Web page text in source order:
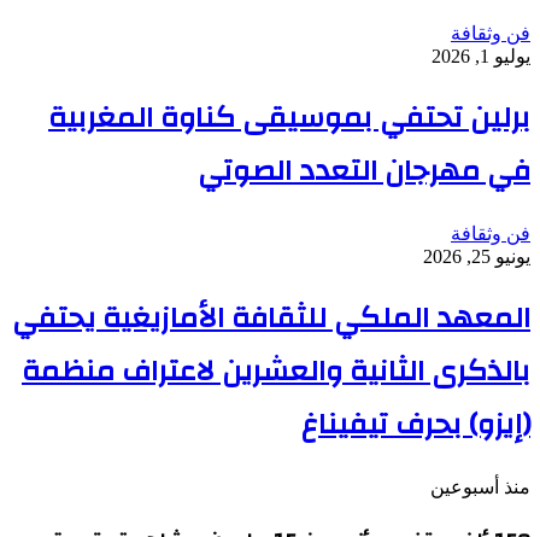
فن وثقافة
يوليو 1, 2026
برلين تحتفي بموسيقى كناوة المغربية
في مهرجان التعدد الصوتي
فن وثقافة
يونيو 25, 2026
المعهد الملكي للثقافة الأمازيغية يحتفي
بالذكرى الثانية والعشرين لاعتراف منظمة
(إيزو) بحرف تيفيناغ
منذ أسبوعين